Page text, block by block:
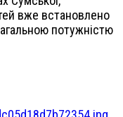
вже встановлено
потужністю